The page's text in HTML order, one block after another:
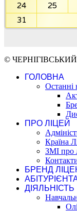
24
25
31
©
ГОЛОВНА
Останні
ПРО ЛІЦЕЙ
Країна
ЗМІ про
БРЕНД
ДІЯЛЬНІСТЬ